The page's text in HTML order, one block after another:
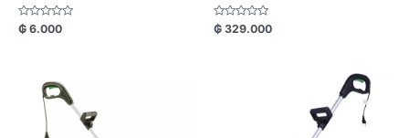
Valorado
con
₲ 6.000
Valorado
con
₲ 329.000